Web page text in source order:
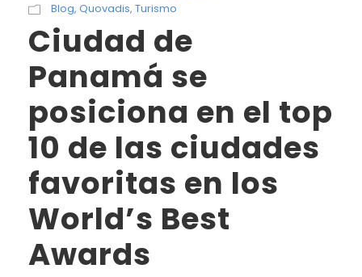
Blog, Quovadis, Turismo
Ciudad de
Panamá se
posiciona en el top
10 de las ciudades
favoritas en los
World’s Best
Awards